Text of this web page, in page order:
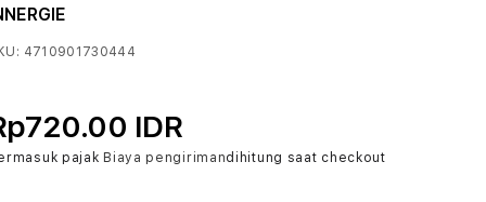
4710901730444
IDR
pajak Biaya pengirimandihitung saat checkout